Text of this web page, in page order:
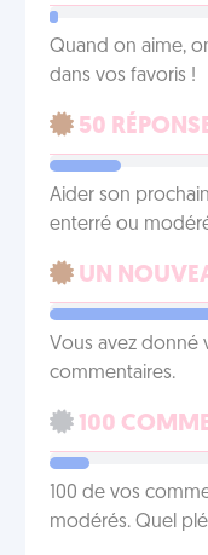
Quand on aime,
dans vos favoris !
50
Aider son
enterré ou
UN
Vous avez donné
commentaires.
100
100 de vos
modérés. Quel